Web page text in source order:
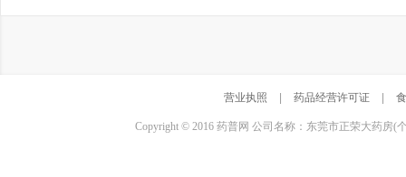
营业执照 药品经营许可证
Copyright © 2016 药普网 公司名称：东莞市正荣大药房(